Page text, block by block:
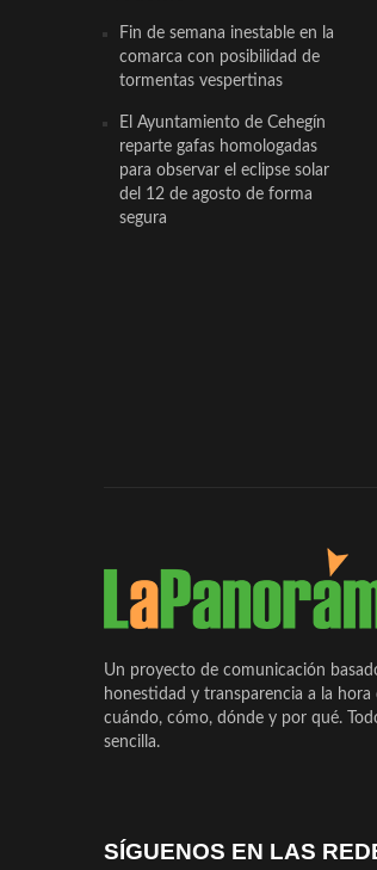
Fin de semana inestable en la
comarca con posibilidad de
tormentas vespertinas
El Ayuntamiento de Cehegín
reparte gafas homologadas
para observar el eclipse solar
del 12 de agosto de forma
segura
Un proyecto de comunicación
honestidad y transparencia a la
cuándo, cómo, dónde y por qué.
sencilla.
SÍGUENOS EN LAS